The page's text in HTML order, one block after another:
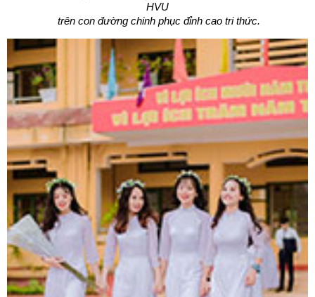
HVU
trên con đường chinh phục đỉnh cao tri thức.